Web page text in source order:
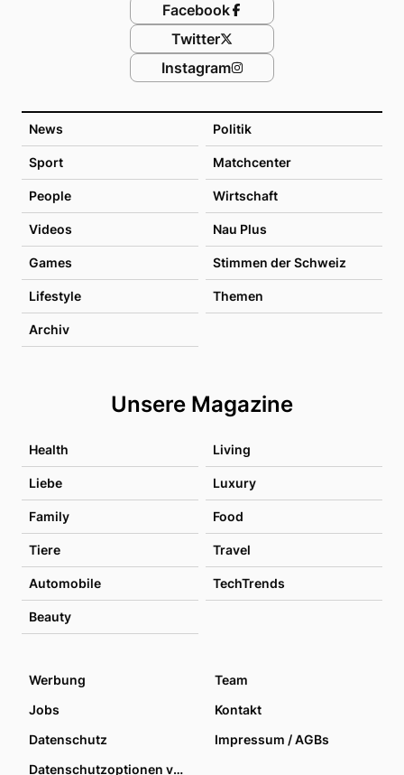
News Politik
Sport Matchcenter
People Wirtschaft
Videos Nau Plus
Games Stimmen der Schweiz
Lifestyle Themen
Archiv
Unsere Magazine
Health Living
Liebe Luxury
Family Food
Tiere Travel
Automobile TechTrends
Beauty
Facebook
Twitter
Instagram
Werbung
Team
Jobs
Kontakt
Datenschutz
Impressum / AGBs
Datenschutzoptionen verwalten